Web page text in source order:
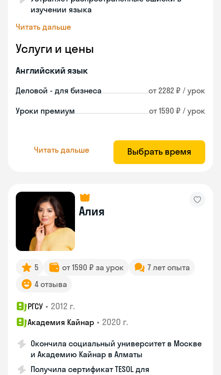
изучении языка
Читать дальше
Услуги и цены
Английский язык
Деловой - для бизнеса от 2282 ₽ / урок
Уроки премиум от 1590 ₽ / урок
Читать дальше Выбрать время
Алия
5 от 1590 ₽ за урок
7 лет опыта
4 отзыва
РГСУ • 2012 г.
Академия Кайнар • 2020 г.
Окончила социальный университет в Москве
и Академию Кайнар в Алматы
Получила сертификат TESOL для